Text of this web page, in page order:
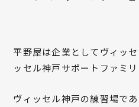
平野屋は企業としてヴィッ
ッセル神戸サポートファミリ
ヴィッセル神戸の練習場で